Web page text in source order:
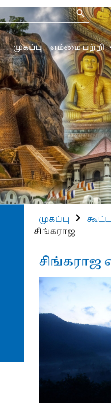
Search
முகப்பு எம்மை பற்றி
முகப்பு
சிங்கராஜ